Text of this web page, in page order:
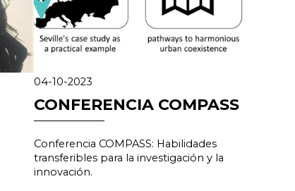
04-10-2023
CONFERENCIA COMPASS
Conferencia COMPASS: Habilidades
transferibles para la investigación y la
innovación.